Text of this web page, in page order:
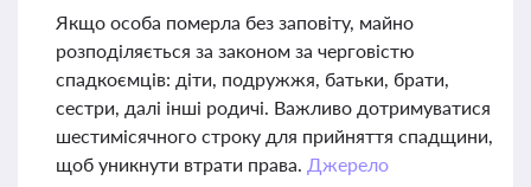
Якщо особа померла без заповіту, майно
розподіляється за законом за черговістю
спадкоємців: діти, подружжя, батьки, брати,
сестри, далі інші родичі. Важливо дотримуватися
шестимісячного строку для прийняття спадщини,
щоб уникнути втрати права. Джерело